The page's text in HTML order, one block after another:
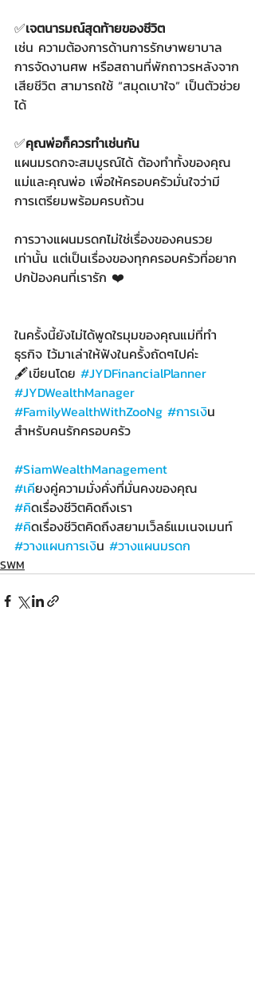
✅เจตนารมณ์สุดท้ายของชีวิต​
เช่น ความต้องการด้านการรักษาพยาบาล
การจัดงานศพ หรือสถานที่พักถาวรหลังจาก
เสียชีวิต สามารถใช้ “สมุดเบาใจ” เป็นตัวช่วย
ได้​
✅คุณพ่อก็ควรทำเช่นกัน​
แผนมรดกจะสมบูรณ์ได้ ต้องทำทั้งของคุณ
แม่และคุณพ่อ เพื่อให้ครอบครัวมั่นใจว่ามี
การเตรียมพร้อมครบถ้วน​
การวางแผนมรดกไม่ใช่เรื่องของคนรวย
เท่านั้น แต่เป็นเรื่องของทุกครอบครัวที่อยาก
ปกป้องคนที่เรารัก ​❤️
ในครั้งนี้ยังไม่ได้พูดใรมุมของคุณแม่ที่ทำ
ธุรกิจ ไว้มาเล่าให้ฟังในครั้งถัดๆไปค่ะ​
🖋️เขียนโดย #JYDFinancialPlanner
#JYDWealthManager
#FamilyWealthWithZooNg #การเงิน
สำหรับคนรักครอบครัว
#SiamWealthManagement
#เคียงคู่ความมั่งคั่งที่มั่นคงของคุณ
#คิดเรื่องชีวิตคิดถึงเรา
#คิดเรื่องชีวิตคิดถึงสยามเว็ลธ์แมเนจเมนท์
#วางแผนการเงิน #วางแผนมรดก
SWM